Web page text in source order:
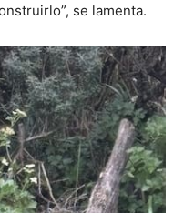
se lamenta.